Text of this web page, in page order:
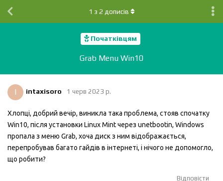
Початківцям
Grab Menu Win10
1 з 2 дописів
I intaxisoro 1 черв 2023 р.
Хлопці, добрий вечір, виникла така проблема, стояв спочатку
Win10, після установки Linux Mint через unetbootin, Windows
пропала з меню Grab, хоча диск з ним відображається,
перепробував багато гайдів в інтернеті, і нічого не допомогло,
що робити?
Відповісти